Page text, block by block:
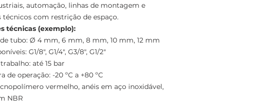
automação, linhas de montagem e
com restrição de espaço.
técnicas (exemplo):
tubo: Ø 4 mm, 6 mm, 8 mm, 10 mm, 12 mm
G1/8", G1/4", G3/8", G1/2"
até 15 bar
de operação: -20 ºC a +80 ºC
vermelho, anéis em aço inoxidável,
NBR